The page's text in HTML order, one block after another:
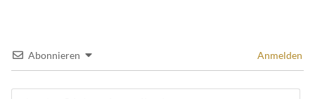
Abonnieren Anmelden